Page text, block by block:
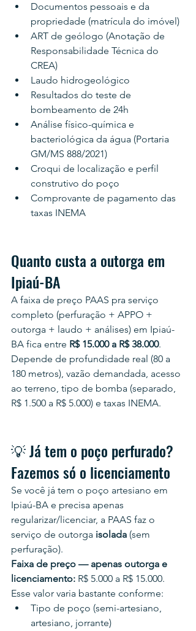
Documentos pessoais e da
propriedade (matrícula do imóvel)
ART de geólogo (Anotação de
Responsabilidade Técnica do
CREA)
Laudo hidrogeológico
Resultados do teste de
bombeamento de 24h
Análise físico-química e
bacteriológica da água (Portaria
GM/MS 888/2021)
Croqui de localização e perfil
construtivo do poço
Comprovante de pagamento das
taxas INEMA
Quanto custa a outorga em
Ipiaú-BA
A faixa de preço PAAS pra serviço
completo (perfuração + APPO +
outorga + laudo + análises) em Ipiaú-
BA fica entre R$ 15.000 a R$ 38.000.
Depende de profundidade real (80 a
180 metros), vazão demandada, acesso
ao terreno, tipo de bomba (separado,
R$ 1.500 a R$ 5.000) e taxas INEMA.
💡 Já tem o poço perfurado?
Fazemos só o licenciamento
Se você já tem o poço artesiano em
Ipiaú-BA e precisa apenas
regularizar/licenciar, a PAAS faz o
serviço de outorga isolada (sem
perfuração).
Faixa de preço — apenas outorga e
licenciamento: R$ 5.000 a R$ 15.000.
Esse valor varia bastante conforme:
Tipo de poço (semi-artesiano,
artesiano, jorrante)